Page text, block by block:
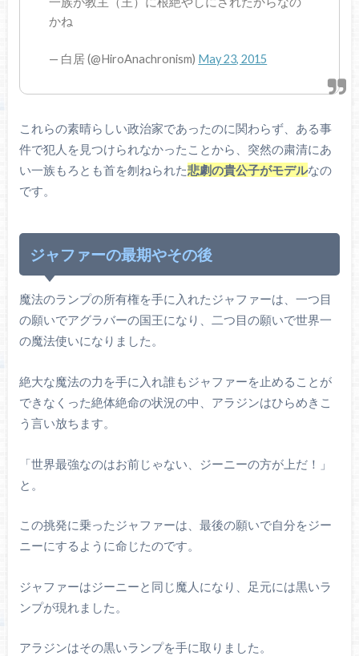
かね
— 白居 (@HiroAnachronism) May 23, 2015
これらの素晴らしい政治家であったのに関わらず、ある事
件で犯人を見つけられなかったことから、突然の粛清にあ
い一族もろとも首を刎ねられた悲劇の貴公子がモデルなの
です。
ジャファーの最期やその後
魔法のランプの所有権を手に入れたジャファーは、一つ目
の願いでアグラバーの国王になり、二つ目の願いで世界一
の魔法使いになりました。
絶大な魔法の力を手に入れ誰もジャファーを止めることが
できなくった絶体絶命の状況の中、アラジンはひらめきこ
う言い放ちます。
「世界最強なのはお前じゃない、ジーニーの方が上だ！」
と。
この挑発に乗ったジャファーは、最後の願いで自分をジー
ニーにするように命じたのです。
ジャファーはジーニーと同じ魔人になり、足元には黒いラ
ンプが現れました。
アラジンはその黒いランプを手に取りました。